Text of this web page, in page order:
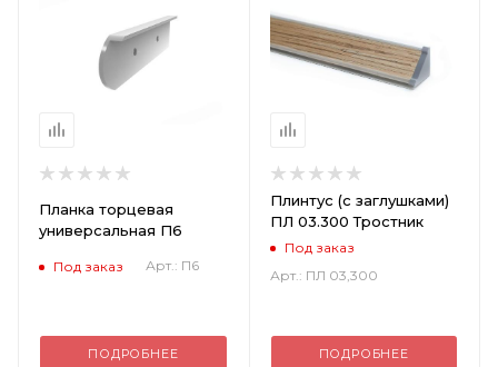
Планка торцевая
универсальная П6
Под заказ Арт.: П6
ПОДРОБНЕЕ
Плинтус (с заглушками)
ПЛ 03.300 Тростник
Под заказ
Арт.: ПЛ 03,300
ПОДРОБНЕЕ